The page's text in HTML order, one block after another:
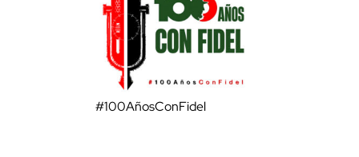
#100AñosConFidel